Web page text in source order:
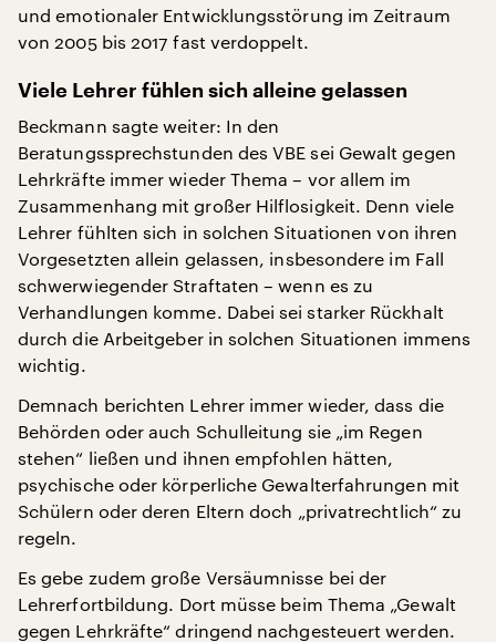
und emotionaler Entwicklungsstörung im Zeitraum
von 2005 bis 2017 fast verdoppelt.
Viele Lehrer fühlen sich alleine gelassen
Beckmann sagte weiter: In den
Beratungssprechstunden des VBE sei Gewalt gegen
Lehrkräfte immer wieder Thema – vor allem im
Zusammenhang mit großer Hilflosigkeit. Denn viele
Lehrer fühlten sich in solchen Situationen von ihren
Vorgesetzten allein gelassen, insbesondere im Fall
schwerwiegender Straftaten – wenn es zu
Verhandlungen komme. Dabei sei starker Rückhalt
durch die Arbeitgeber in solchen Situationen immens
wichtig.
Demnach berichten Lehrer immer wieder, dass die
Behörden oder auch Schulleitung sie „im Regen
stehen“ ließen und ihnen empfohlen hätten,
psychische oder körperliche Gewalterfahrungen mit
Schülern oder deren Eltern doch „privatrechtlich“ zu
regeln.
Es gebe zudem große Versäumnisse bei der
Lehrerfortbildung. Dort müsse beim Thema „Gewalt
gegen Lehrkräfte“ dringend nachgesteuert werden.